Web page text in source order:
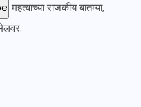
महत्वाच्या राजकीय बातम्या,